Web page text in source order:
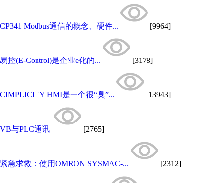
CP341 Modbus通信的概念、硬件... [9964]
易控(E-Control)是企业e化的... [3178]
CIMPLICITY HMI是一个很“臭”... [13943]
VB与PLC通讯 [2765]
紧急求救：使用OMRON SYSMAC-... [2312]